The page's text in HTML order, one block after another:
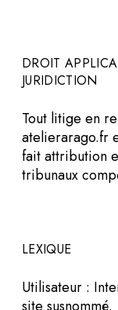
DROIT
JURIDICTION
Tout litige en
atelierarago.fr
fait attribution
tribunaux
LEXIQUE
Utilisateur :